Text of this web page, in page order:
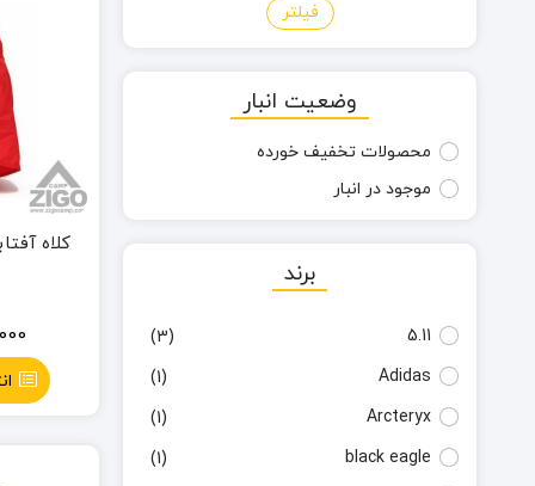
کلاه
فیلتر
وضعیت انبار
محصولات تخفیف خورده
موجود در انبار
برند
5.11
(3)
Adidas
(1)
Arcteryx
(1)
black eagle
(1)